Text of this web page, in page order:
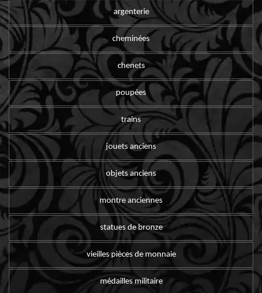
argenterie
cheminées
chenets
poupées
trains
jouets anciens
objets anciens
montre anciennes
statues de bronze
vieilles pièces de monnaie
médailles militaire